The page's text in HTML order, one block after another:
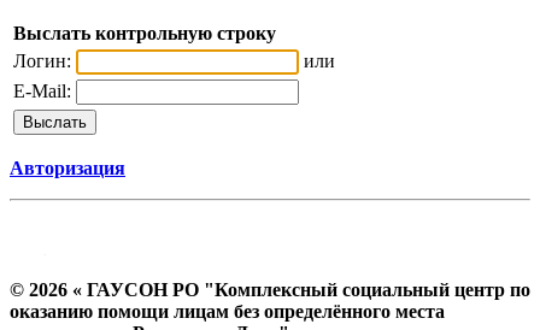
Выслать контрольную строку
Логин:
или
E-Mail:
Авторизация
© 2026 « ГАУСОН РО "Комплексный социальный центр по
оказанию помощи лицам без определённого места